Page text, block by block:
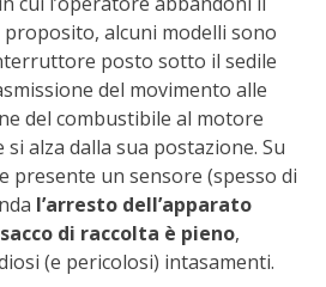
proposito, alcuni modelli sono
posto sotto il sedile
del movimento alle
del combustibile al motore
alza dalla sua postazione. Su
presente un sensore (spesso di
l’arresto dell’apparato
di raccolta è pieno,
(e pericolosi) intasamenti.